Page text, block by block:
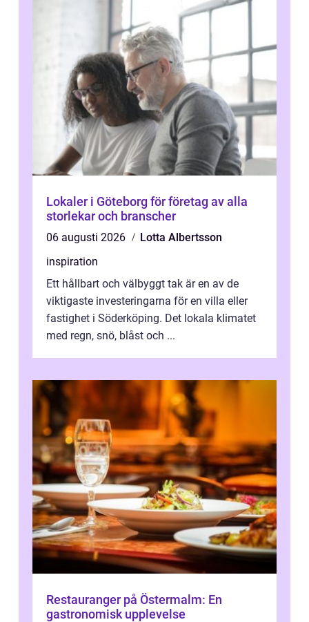
Lokaler i Göteborg för företag av alla
storlekar och branscher
06 augusti 2026
Lotta Albertsson
inspiration
Ett hållbart och välbyggt tak är en av de
viktigaste investeringarna för en villa eller
fastighet i Söderköping. Det lokala klimatet
med regn, snö, blåst och ...
Restauranger på Östermalm: En
gastronomisk upplevelse